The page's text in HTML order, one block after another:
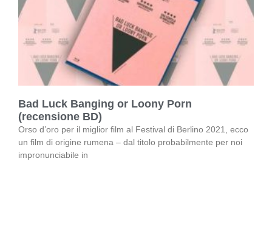
Bad Luck Banging or Loony Porn
(recensione BD)
Orso d’oro per il miglior film al Festival di Berlino 2021, ecco
un film di origine rumena – dal titolo probabilmente per noi
impronunciabile in